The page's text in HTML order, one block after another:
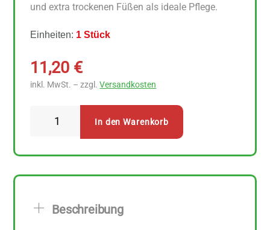
und extra trockenen Füßen als ideale Pflege.
Einheiten: 1 Stück
11,20 €
inkl. MwSt. – zzgl.Versandkosten
Repair
In den Warenkorb
Beschreibung